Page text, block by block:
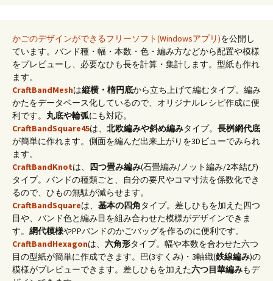
かごのデザインができるフリーソフト(Windowsアプリ)を公開し
ています。バンド種・幅・本数・色・編み方などから配置や模様
をプレビューし、必要なひも長を計算・集計します。型紙も作れ
ます。
CraftBandMeshは縦横・楕円底から立ち上げて編むタイプ。編み
かたをデータベース化しているので、オリジナルレシピ作成に便
利です。 丸底や輪弧にも対応。
CraftBandSquare45は、 北欧編みや斜め編みタイプ。 長桝網代底
が簡単に作れます。側面を編んだ出来上がりを3Dビューでみられ
ます。
CraftBandKnotは、 四つ畳み編み(石畳編み/ノット編み/2本結び)
タイプ。バンドの種類ごと、自分の要尺やコマ寸法を係数化でき
るので、ひもの無駄が減らせます。
CraftBandSquareは、 基本の四角タイプ。差しひもを加えた四つ
目や、バンド色と編み目を組み合わせた模様がデザインできま
す。 網代模様やPPバンドのかごバッグを作るのに便利です。
CraftBandHexagonは、 六角形タイプ。幅や本数を合わせた六つ
目の型紙が簡単に作成できます。巴(3すくみ)・3軸織(鉄線編み)の
模様がプレビューできます。差しひもを加えた六つ目華編みもデ